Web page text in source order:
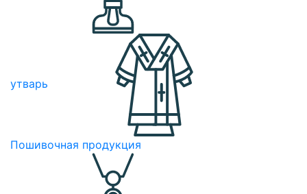
утварь
Пошивочная продукция